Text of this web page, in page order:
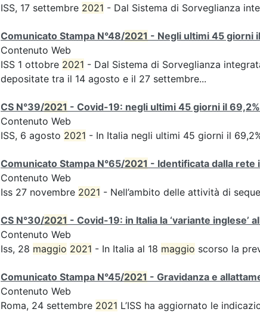
ISS, 17 settembre 2021 - Dal Sistema di Sorveglianza
Comunicato Stampa N°48/2021 - Negli ultimi 45 giorni
Contenuto Web
ISS 1 ottobre 2021 - Dal Sistema di Sorveglianza
depositate tra il 14 agosto e il 27 settembre...
CS N°39/2021 - Covid-19: negli ultimi 45 giorni il
Contenuto Web
ISS, 6 agosto 2021 - In Italia negli ultimi 45 giorni il
Comunicato Stampa N°65/2021 - Identificata dalla rete
Contenuto Web
Iss 27 novembre 2021 - Nell’ambito delle attività di
CS N°30/2021 - Covid-19: in Italia la ‘variante inglese’
Contenuto Web
Iss, 28 maggio 2021 - In Italia al 18 maggio scorso la
Comunicato Stampa N°45/2021 - Gravidanza e
Contenuto Web
Roma, 24 settembre 2021 L’ISS ha aggiornato le